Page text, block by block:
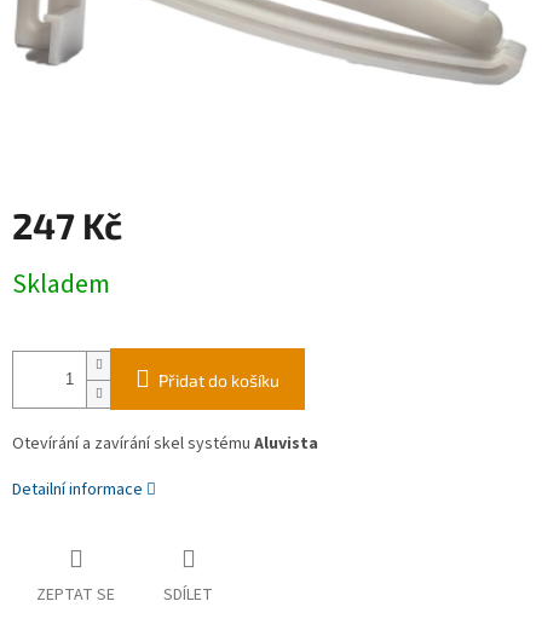
247 Kč
cena:
Skladem
Přidat do košíku
Otevírání a zavírání skel systému Aluvista
Detailní informace
ZEPTAT SE SDÍLET